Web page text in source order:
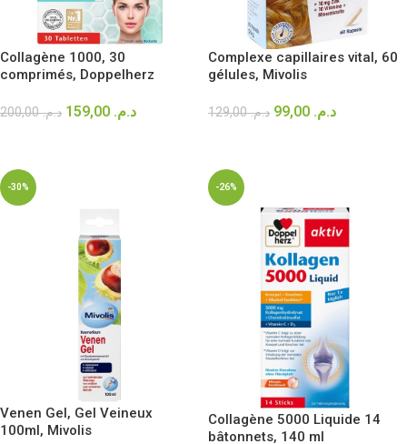
Collagène 1000, 30
comprimés, Doppelherz
د.م.200,00 د.م.
Complexe capillaires vital, 60
gélules, Mivolis
د.م.129,00 د.م.
-30%
Venen Gel, Gel Veineux
100ml, Mivolis
-26%
Collagène 5000 Liquide 14
bâtonnets, 140 ml